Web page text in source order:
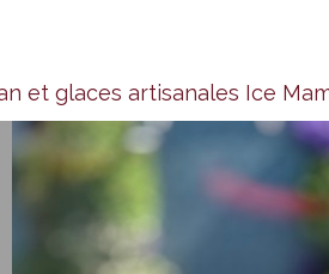
et glaces artisanales Ice